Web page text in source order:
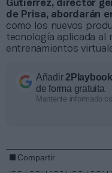
Gutierrez, director
de Prisa, abordarán
como
los nuevos
tecnología aplicada al
entrenamientos
Añadir2Playbook
de forma gratuita
Mantente informado
Compartir